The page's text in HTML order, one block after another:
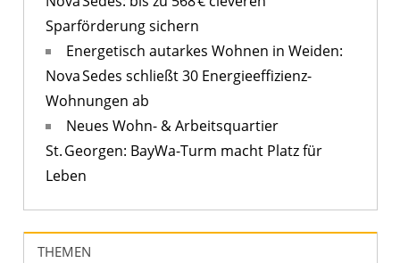
Sparförderung sichern
Energetisch autarkes Wohnen in Weiden:
Nova Sedes schließt 30 Energieeffizienz-
Wohnungen ab
Neues Wohn- & Arbeitsquartier
St. Georgen: BayWa-Turm macht Platz für
Leben
THEMEN